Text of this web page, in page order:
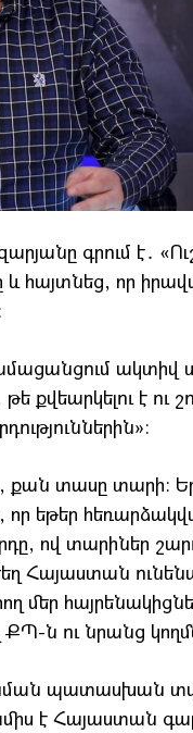
գրում է․
հայտնեց, որ
թե քվեարկելու է
քան տասը տարի։
որ եթեր
ով տարիներ
Հայաստան
մեր
ՔՊ-ն ու նրանց
պատասխան
է Հայաստան